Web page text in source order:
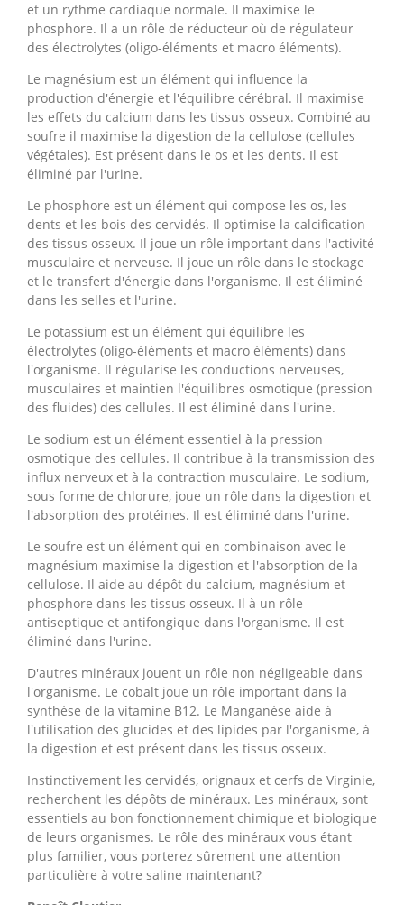
et un rythme cardiaque normale. Il maximise le
phosphore. Il a un rôle de réducteur où de régulateur
des électrolytes (oligo-éléments et macro éléments).
Le magnésium est un élément qui influence la
production d'énergie et l'équilibre cérébral. Il maximise
les effets du calcium dans les tissus osseux. Combiné au
soufre il maximise la digestion de la cellulose (cellules
végétales). Est présent dans le os et les dents. Il est
éliminé par l'urine.
Le phosphore est un élément qui compose les os, les
dents et les bois des cervidés. Il optimise la calcification
des tissus osseux. Il joue un rôle important dans l'activité
musculaire et nerveuse. Il joue un rôle dans le stockage
et le transfert d'énergie dans l'organisme. Il est éliminé
dans les selles et l'urine.
Le potassium est un élément qui équilibre les
électrolytes (oligo-éléments et macro éléments) dans
l'organisme. Il régularise les conductions nerveuses,
musculaires et maintien l'équilibres osmotique (pression
des fluides) des cellules. Il est éliminé dans l'urine.
Le sodium est un élément essentiel à la pression
osmotique des cellules. Il contribue à la transmission des
influx nerveux et à la contraction musculaire. Le sodium,
sous forme de chlorure, joue un rôle dans la digestion et
l'absorption des protéines. Il est éliminé dans l'urine.
Le soufre est un élément qui en combinaison avec le
magnésium maximise la digestion et l'absorption de la
cellulose. Il aide au dépôt du calcium, magnésium et
phosphore dans les tissus osseux. Il à un rôle
antiseptique et antifongique dans l'organisme. Il est
éliminé dans l'urine.
D'autres minéraux jouent un rôle non négligeable dans
l'organisme. Le cobalt joue un rôle important dans la
synthèse de la vitamine B12. Le Manganèse aide à
l'utilisation des glucides et des lipides par l'organisme, à
la digestion et est présent dans les tissus osseux.
Instinctivement les cervidés, orignaux et cerfs de Virginie,
recherchent les dépôts de minéraux. Les minéraux, sont
essentiels au bon fonctionnement chimique et biologique
de leurs organismes. Le rôle des minéraux vous étant
plus familier, vous porterez sûrement une attention
particulière à votre saline maintenant?